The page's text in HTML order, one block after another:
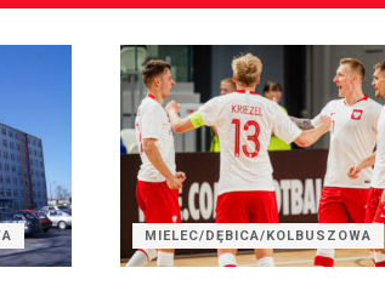
MIELEC/DĘBICA/KOLBUSZOWA